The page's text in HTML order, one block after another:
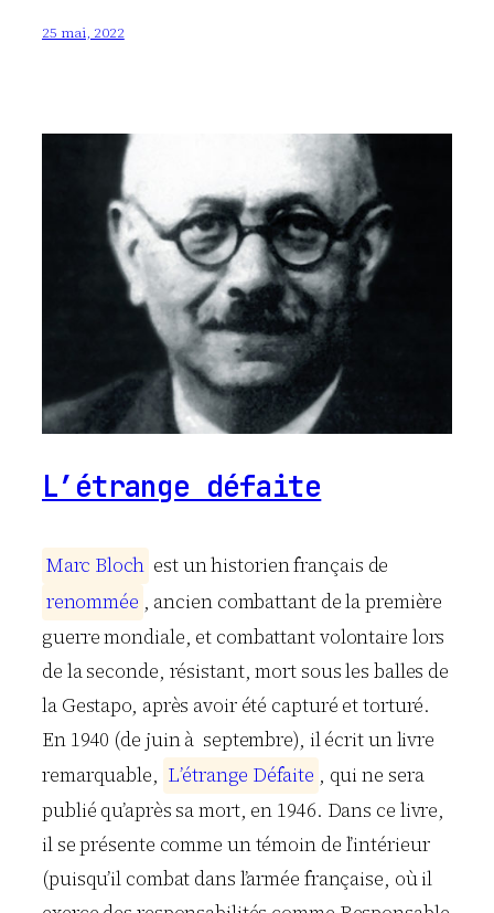
25 mai, 2022
L’étrange défaite
Marc Bloch est un historien français de
renommée , ancien combattant de la première
guerre mondiale, et combattant volontaire lors
de la seconde, résistant, mort sous les balles de
la Gestapo, après avoir été capturé et torturé.
En 1940 (de juin à septembre), il écrit un livre
remarquable, L’étrange Défaite , qui ne sera
publié qu’après sa mort, en 1946. Dans ce livre,
il se présente comme un témoin de l’intérieur
(puisqu’il combat dans l’armée française, où il